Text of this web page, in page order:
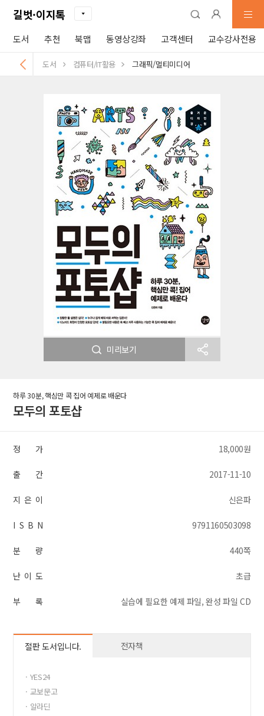
길벗·이지톡
도서 추천 북맵 동영상강좌 고객센터 교수강사전용
도서 컴퓨터/IT활용 그래픽/멀티미디어
미리보기
하루 30분, 핵심만 콕 집어 예제로 배운다
모두의 포토샵
정 가 18,000원
출 간 2017-11-10
지 은 이 신은파
I S B N 9791160503098
분 량 440쪽
난 이 도 초급
부 록 실습에 필요한 예제 파일, 완성 파일 CD
절판 도서입니다. 전자책
· YES24
· 교보문고
· 알라딘